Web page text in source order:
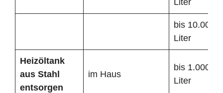
bis 10.000
Liter
Heizöltank
aus Stahl
entsorgen
im Haus
bis 1.000
Liter